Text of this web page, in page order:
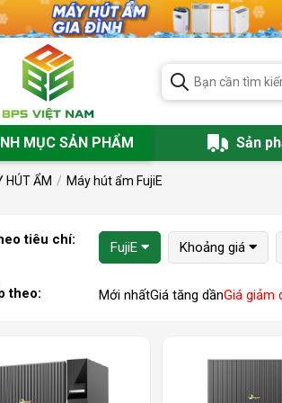
MỤC SẢN PHẨM Sản
HÚT ẨM Máy hút ẩm FujiE
tiêu chí: FujiE Khoảng giá
theo: Mới nhấtGiá tăng dầnGiá giảm